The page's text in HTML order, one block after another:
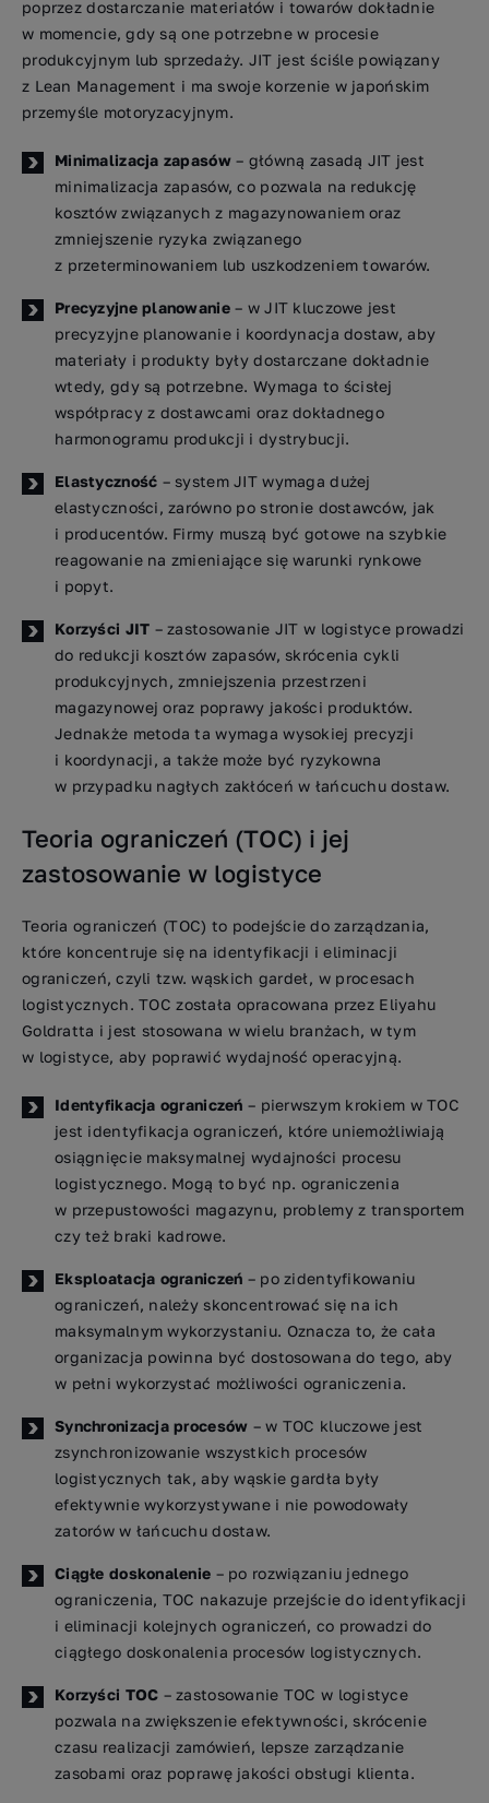
poprzez dostarczanie materiałów i towarów dokładnie
w momencie, gdy są one potrzebne w procesie
produkcyjnym lub sprzedaży. JIT jest ściśle powiązany
z Lean Management i ma swoje korzenie w japońskim
przemyśle motoryzacyjnym.
Minimalizacja zapasów– główną zasadą JIT jest
minimalizacja zapasów, co pozwala na redukcję
kosztów związanych z magazynowaniem oraz
zmniejszenie ryzyka związanego
z przeterminowaniem lub uszkodzeniem towarów.
Precyzyjne planowanie– w JIT kluczowe jest
precyzyjne planowanie i koordynacja dostaw, aby
materiały i produkty były dostarczane dokładnie
wtedy, gdy są potrzebne. Wymaga to ścisłej
współpracy z dostawcami oraz dokładnego
harmonogramu produkcji i dystrybucji.
Elastyczność – system JIT wymaga dużej
elastyczności, zarówno po stronie dostawców, jak
i producentów. Firmy muszą być gotowe na szybkie
reagowanie na zmieniające się warunki rynkowe
i popyt.
Korzyści JIT – zastosowanie JIT w logistyce prowadzi
do redukcji kosztów zapasów, skrócenia cykli
produkcyjnych, zmniejszenia przestrzeni
magazynowej oraz poprawy jakości produktów.
Jednakże metoda ta wymaga wysokiej precyzji
i koordynacji, a także może być ryzykowna
w przypadku nagłych zakłóceń w łańcuchu dostaw.
Teoria ograniczeń (TOC) i jej
zastosowanie w logistyce
Teoria ograniczeń (TOC) to podejście do zarządzania,
które koncentruje się na identyfikacji i eliminacji
ograniczeń, czyli tzw. wąskich gardeł, w procesach
logistycznych. TOC została opracowana przez Eliyahu
Goldratta i jest stosowana w wielu branżach, w tym
w logistyce, aby poprawić wydajność operacyjną.
Identyfikacja ograniczeń – pierwszym krokiem w TOC
jest identyfikacja ograniczeń, które uniemożliwiają
osiągnięcie maksymalnej wydajności procesu
logistycznego. Mogą to być np. ograniczenia
w przepustowości magazynu, problemy z transportem
czy też braki kadrowe.
Eksploatacja ograniczeń – po zidentyfikowaniu
ograniczeń, należy skoncentrować się na ich
maksymalnym wykorzystaniu. Oznacza to, że cała
organizacja powinna być dostosowana do tego, aby
w pełni wykorzystać możliwości ograniczenia.
Synchronizacja procesów – w TOC kluczowe jest
zsynchronizowanie wszystkich procesów
logistycznych tak, aby wąskie gardła były
efektywnie wykorzystywane i nie powodowały
zatorów w łańcuchu dostaw.
Ciągłe doskonalenie – po rozwiązaniu jednego
ograniczenia, TOC nakazuje przejście do identyfikacji
i eliminacji kolejnych ograniczeń, co prowadzi do
ciągłego doskonalenia procesów logistycznych.
Korzyści TOC – zastosowanie TOC w logistyce
pozwala na zwiększenie efektywności, skrócenie
czasu realizacji zamówień, lepsze zarządzanie
zasobami oraz poprawę jakości obsługi klienta.